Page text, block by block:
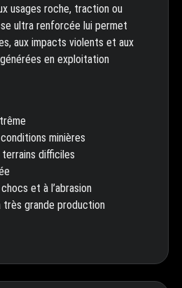
usages roche, traction ou
ultra renforcée lui permet
aux impacts violents et aux
en exploitation
minières
difficiles
et à l’abrasion
très grande production